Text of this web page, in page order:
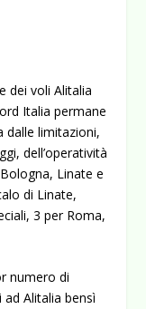
dei voli Alitalia
Italia permane
dalle limitazioni,
dell’operatività
Linate e
di Linate,
3 per Roma,
numero di
Alitalia bensì